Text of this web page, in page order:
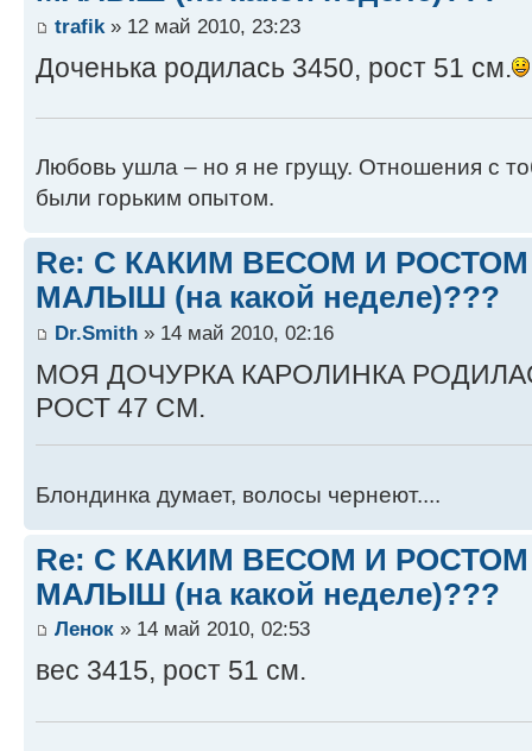
trafik » 12 май 2010, 23:23
Доченька родилась 3450, рост 51 см.
Любовь ушла – но я не грущу. Отношения с
были горьким опытом.
Re: С КАКИМ ВЕСОМ И
МАЛЫШ (на какой неделе)???
Dr.Smith » 14 май 2010, 02:16
МОЯ ДОЧУРКА КАРОЛИНКА
РОСТ 47 СМ.
Блондинка думает, волосы чернеют....
Re: С КАКИМ ВЕСОМ И
МАЛЫШ (на какой неделе)???
Ленок » 14 май 2010, 02:53
вес 3415, рост 51 см.